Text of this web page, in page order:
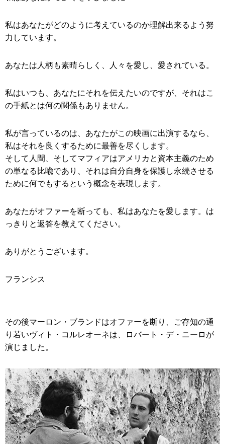
私はあなたがどのように考えているのか理解出来るよう努
力しています。
あなたは人柄も素晴らしく、人々を愛し、愛されている。
私はいつも、あなたにそれを伝えたいのですが、それはこ
の手紙とは何の関係もありません。
私が言っているのは、あなたがこの映画に出演するなら、
私はそれを良くするために最善を尽くします。
そして人間、そしてマフィアはアメリカと資本主義のため
の単なる比喩であり、それは自分自身を保護し永続させる
ために何でもするという概念を表現します。
あなたがオファーを断っても、私はあなたを愛します。は
っきりと返答を教えてください。
ありがとうございます。
フランシス
その後マーロン・ブランドはオファーを断り、ご存知の通
り若いヴィト・コルレオーネは、ロバート・デ・ニーロが
演じました。